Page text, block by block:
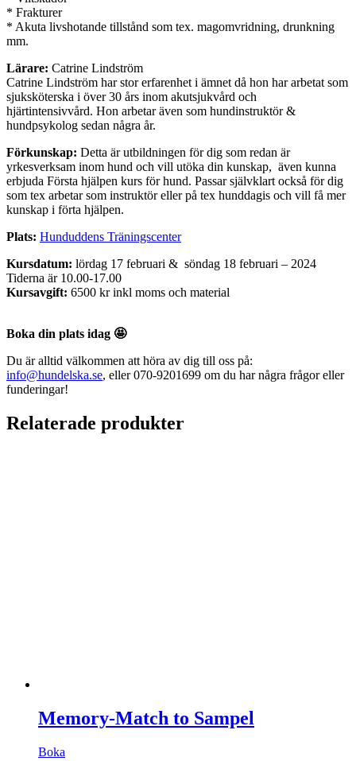
* Frakturer
* Akuta livshotande tillstånd som tex. magomvridning, drunkning
mm.
Lärare: Catrine Lindström
Catrine Lindström har stor erfarenhet i ämnet då hon har arbetat som
sjuksköterska i över 30 års inom akutsjukvård och
hjärtintensivvård. Hon arbetar även som hundinstruktör &
hundpsykolog sedan några år.
Förkunskap: Detta är utbildningen för dig som redan är
yrkesverksam inom hund och vill utöka din kunskap, även kunna
erbjuda Första hjälpen kurs för hund. Passar självklart också för dig
som tex arbetar som instruktör eller på tex hunddagis och vill få mer
kunskap i förta hjälpen.
Plats: Hunduddens Träningscenter
Kursdatum: lördag 17 februari & söndag 18 februari – 2024
Tiderna är 10.00-17.00
Kursavgift: 6500 kr inkl moms och material
Boka din plats idag 🤩
Du är alltid välkommen att höra av dig till oss på:
info@hundelska.se, eller 070-9201699 om du har några frågor eller
funderingar!
Relaterade produkter
Memory-Match to Sampel
Boka